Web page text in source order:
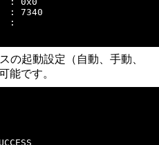
: 7340
:
の起動設定（自動、手動、
能です。